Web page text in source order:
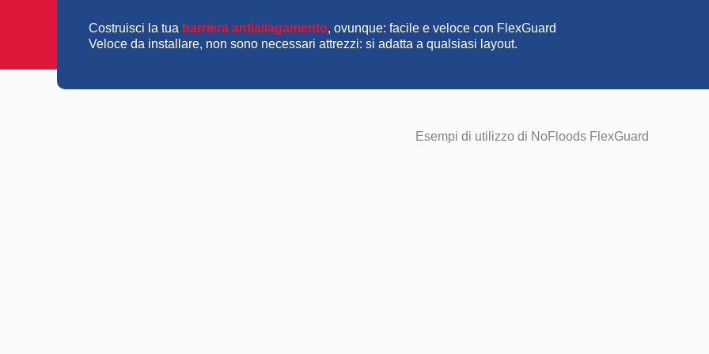
Costruisci la tua barriera antiallagamento, ovunque: facile e veloce con FlexGuard
Veloce da installare, non sono necessari attrezzi: si adatta a qualsiasi layout.
Esempi di utilizzo di NoFloods FlexGuard